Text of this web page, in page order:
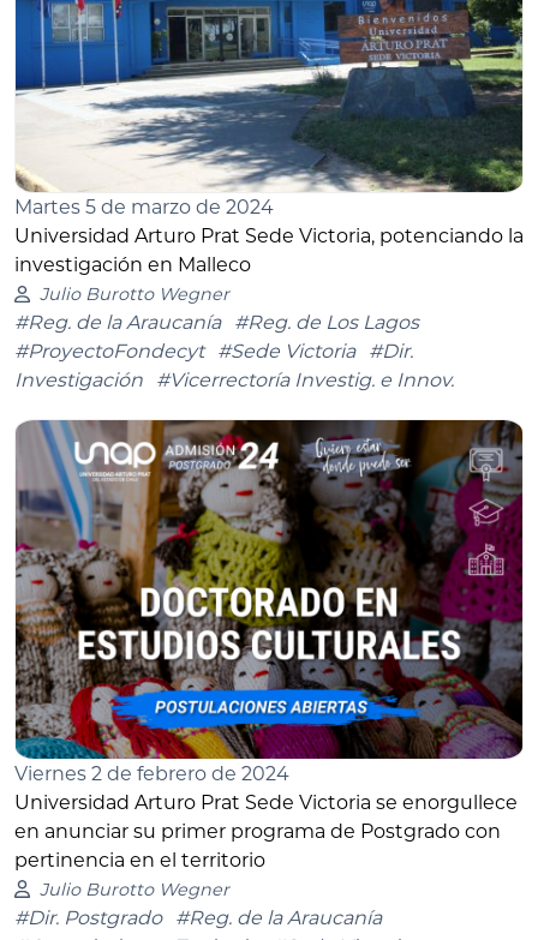
Martes 5 de marzo de 2024
Universidad Arturo Prat Sede Victoria, potenciando la
investigación en Malleco
Julio Burotto Wegner
#Reg. de la Araucanía
#Reg. de Los Lagos
#ProyectoFondecyt
#Sede Victoria
#Dir.
Investigación
#Vicerrectoría Investig. e Innov.
Viernes 2 de febrero de 2024
Universidad Arturo Prat Sede Victoria se enorgullece
en anunciar su primer programa de Postgrado con
pertinencia en el territorio
Julio Burotto Wegner
#Dir. Postgrado
#Reg. de la Araucanía